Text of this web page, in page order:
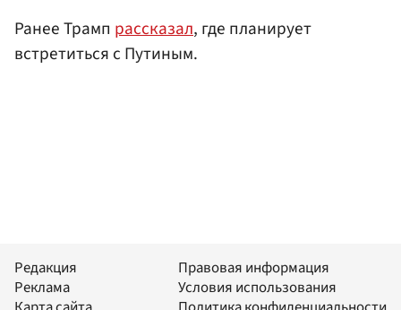
Ранее Трамп рассказал, где планирует
встретиться с Путиным.
Редакция
Реклама
Правовая информация
Условия использования